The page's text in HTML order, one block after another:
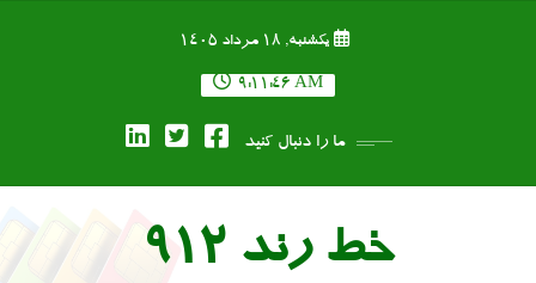
یکشنبه, ۱۸ مرداد ۱۴۰۵
9:11:47 AM
ما را دنبال کنید
خط رند 912